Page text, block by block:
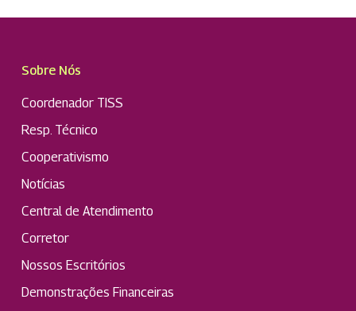
Sobre Nós
Coordenador TISS
Resp. Técnico
Cooperativismo
Notícias
Central de Atendimento
Corretor
Nossos Escritórios
Demonstrações Financeiras